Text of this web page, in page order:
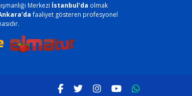
Merkezi İstanbul'da olmak
faaliyet gösteren profesyonel